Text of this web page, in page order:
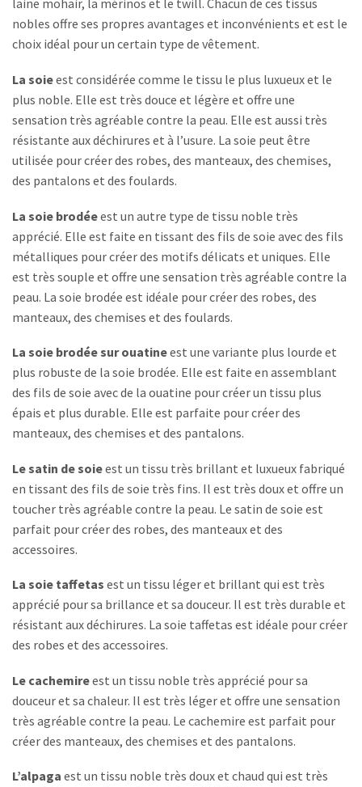
laine mohair, la mérinos et le twill. Chacun de ces tissus
nobles offre ses propres avantages et inconvénients et est le
choix idéal pour un certain type de vêtement.
La soieest considérée comme le tissu le plus luxueux et le
plus noble. Elle est très douce et légère et offre une
sensation très agréable contre la peau. Elle est aussi très
résistante aux déchirures et à l’usure. La soie peut être
utilisée pour créer des robes, des manteaux, des chemises,
des pantalons et des foulards.
La soie brodéeest un autre type de tissu noble très
apprécié. Elle est faite en tissant des fils de soie avec des fils
métalliques pour créer des motifs délicats et uniques. Elle
est très souple et offre une sensation très agréable contre la
peau. La soie brodée est idéale pour créer des robes, des
manteaux, des chemises et des foulards.
La soie brodée sur ouatineest une variante plus lourde et
plus robuste de la soie brodée. Elle est faite en assemblant
des fils de soie avec de la ouatine pour créer un tissu plus
épais et plus durable. Elle est parfaite pour créer des
manteaux, des chemises et des pantalons.
Le satin de soieest un tissu très brillant et luxueux fabriqué
en tissant des fils de soie très fins. Il est très doux et offre un
toucher très agréable contre la peau. Le satin de soie est
parfait pour créer des robes, des manteaux et des
accessoires.
La soie taffetas est un tissu léger et brillant qui est très
apprécié pour sa brillance et sa douceur. Il est très durable et
résistant aux déchirures. La soie taffetas est idéale pour créer
des robes et des accessoires.
Le cachemireest un tissu noble très apprécié pour sa
douceur et sa chaleur. Il est très léger et offre une sensation
très agréable contre la peau. Le cachemire est parfait pour
créer des manteaux, des chemises et des pantalons.
L’alpaga est un tissu noble très doux et chaud qui est très